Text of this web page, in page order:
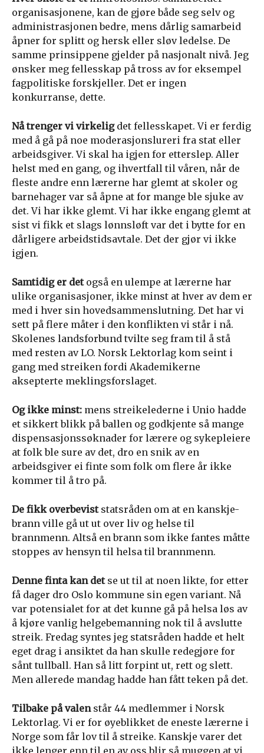
organisasjonene, kan de gjøre både seg selv og
administrasjonen bedre, mens dårlig samarbeid
åpner for splitt og hersk eller sløv ledelse. De
samme prinsippene gjelder på nasjonalt nivå. Jeg
ønsker meg fellesskap på tross av for eksempel
fagpolitiske forskjeller. Det er ingen
konkurranse, dette.
Nå trenger vi virkeligdet fellesskapet. Vi er ferdig
med å gå på noe moderasjonslureri fra stat eller
arbeidsgiver. Vi skal ha igjen for etterslep. Aller
helst med en gang, og ihvertfall til våren, når de
fleste andre enn lærerne har glemt at skoler og
barnehager var så åpne at for mange ble sjuke av
det. Vi har ikke glemt. Vi har ikke engang glemt at
sist vi fikk et slags lønnsløft var det i bytte for en
dårligere arbeidstidsavtale. Det der gjør vi ikke
igjen.
Samtidig er detogså en ulempe at lærerne har
ulike organisasjoner, ikke minst at hver av dem er
med i hver sin hovedsammenslutning. Det har vi
sett på flere måter i den konflikten vi står i nå.
Skolenes landsforbund tvilte seg fram til å stå
med resten av LO. Norsk Lektorlag kom seint i
gang med streiken fordi Akademikerne
aksepterte meklingsforslaget.
Og ikke minst: mens streikelederne i Unio hadde
et sikkert blikk på ballen og godkjente så mange
dispensasjonssøknader for lærere og sykepleiere
at folk ble sure av det, dro en snik av en
arbeidsgiver ei finte som folk om flere år ikke
kommer til å tro på.
De fikk overbeviststatsråden om at en kanskje-
brann ville gå ut ut over liv og helse til
brannmenn. Altså en brann som ikke fantes måtte
stoppes av hensyn til helsa til brannmenn.
Denne finta kan detse ut til at noen likte, for etter
få dager dro Oslo kommune sin egen variant. Nå
var potensialet for at det kunne gå på helsa løs av
å kjøre vanlig helgebemanning nok til å avslutte
streik. Fredag syntes jeg statsråden hadde et helt
eget drag i ansiktet da han skulle redegjøre for
sånt tullball. Han så litt forpint ut, rett og slett.
Men allerede mandag hadde han fått teken på det.
Tilbake på valenstår 44 medlemmer i Norsk
Lektorlag. Vi er for øyeblikket de eneste lærerne i
Norge som får lov til å streike. Kanskje varer det
ikke lenger enn til en av oss blir så muggen at vi